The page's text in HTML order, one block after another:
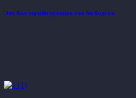
Энэ бол эцсийн хугацаа гэж би бодсон